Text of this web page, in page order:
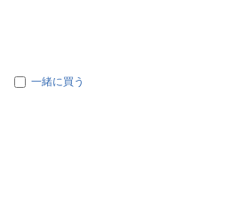
一緒に買う